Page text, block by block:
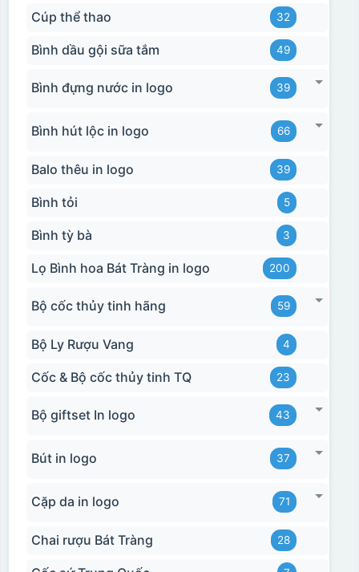
Cúp thể thao 32
Bình dầu gội sữa tắm 49
Bình đựng nước in logo 39
Bình hút lộc in logo 66
Balo thêu in logo 39
Bình tỏi 5
Bình tỳ bà 3
Lọ Bình hoa Bát Tràng in logo 200
Bộ cốc thủy tinh hãng 59
Bộ Ly Rượu Vang 4
Cốc & Bộ cốc thủy tinh TQ 23
Bộ giftset In logo 43
Bút in logo 37
Cặp da in logo 71
Chai rượu Bát Tràng 28